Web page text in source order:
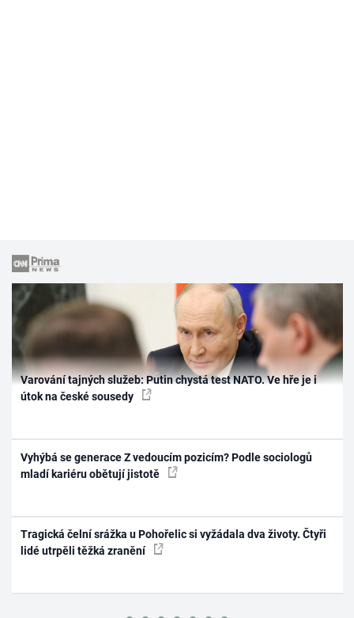
Varování tajných služeb: Putin chystá test NATO. Ve hře je i
útok na české sousedy
Vyhýbá se generace Z vedoucím pozicím? Podle sociologů
mladí kariéru obětují jistotě
Tragická čelní srážka u Pohořelic si vyžádala dva životy. Čtyři
lidé utrpěli těžká zranění